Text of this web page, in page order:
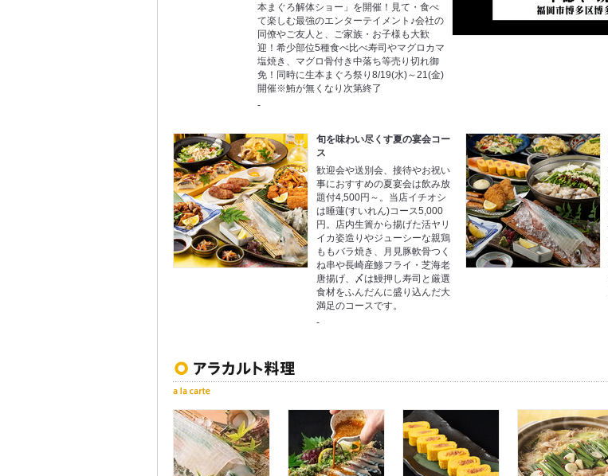
本まぐろ解体ショー」を開催！見て・食べ
て楽しむ最強のエンターテイメント♪会社の
同僚やご友人と、ご家族・お子様も大歓
迎！希少部位5種食べ比べ寿司やマグロカマ
塩焼き、マグロ骨付き中落ち等売り切れ御
免！同時に生本まぐろ祭り8/19(水)～21(金)
開催※鮪が無くなり次第終了
-
旬を味わい尽くす夏の宴会コー
ス
歓迎会や送別会、接待やお祝い
事におすすめの夏宴会は飲み放
題付4,500円～。当店イチオシ
は睡蓮(すいれん)コース5,000
円。店内生簀から揚げた活ヤリ
イカ姿造りやジューシーな親鶏
ももバラ焼き、月見豚軟骨つく
ね串や長崎産鯵フライ・芝海老
唐揚げ、〆は鰻押し寿司と厳選
食材をふんだんに盛り込んだ大
満足のコースです。
-